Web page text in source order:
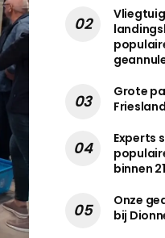
Grote
Experts
binnen
Onze
bij